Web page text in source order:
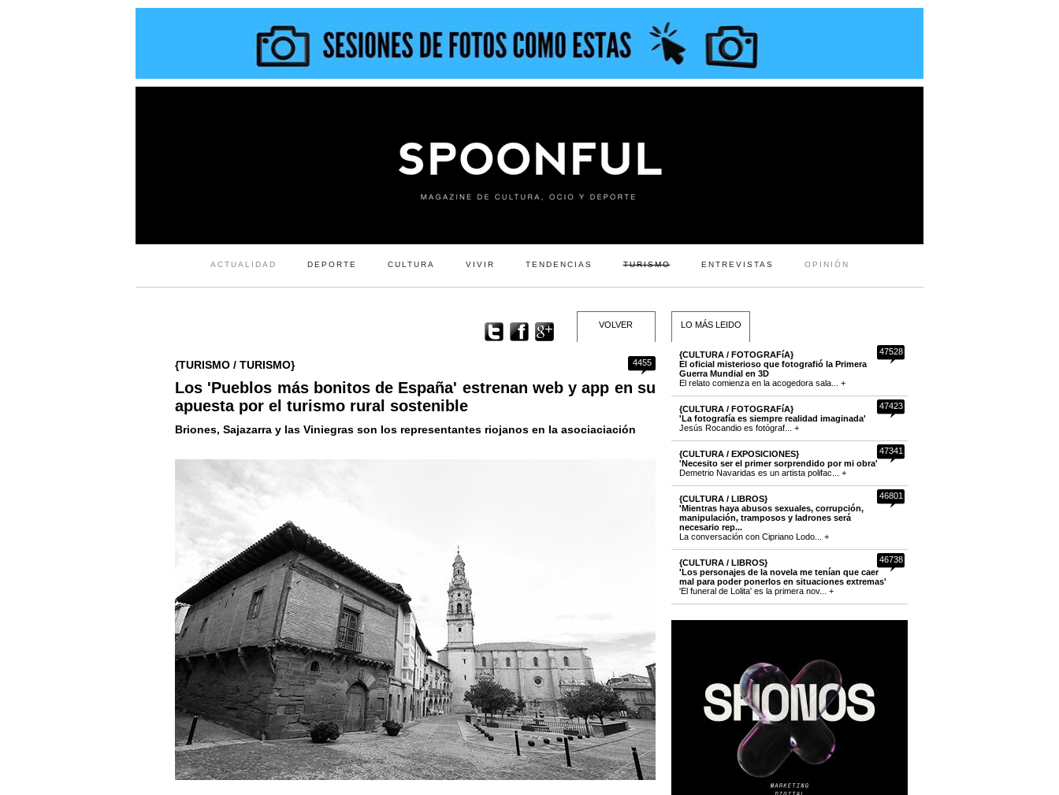
ACTUALIDAD DEPORTE CULTURA VIVIR TENDENCIAS TURISMO ENTREVISTAS OPINIÓN
VOLVER
4455
{TURISMO / TURISMO}
Los 'Pueblos más bonitos de España' estrenan web y app en su
apuesta por el turismo rural sostenible
Briones, Sajazarra y las Viniegras son los representantes riojanos en la asociaciación
LO MÁS LEIDO
47528
{CULTURA / FOTOGRAFíA}
El oficial misterioso que fotografió la Primera
Guerra Mundial en 3D
El relato comienza en la acogedora sala... +
47423
{CULTURA / FOTOGRAFíA}
'La fotografía es siempre realidad imaginada'
Jesús Rocandio es fotógraf... +
47341
{CULTURA / EXPOSICIONES}
'Necesito ser el primer sorprendido por mi obra'
Demetrio Navaridas es un artista polifac... +
46801
{CULTURA / LIBROS}
'Mientras haya abusos sexuales, corrupción,
manipulación, tramposos y ladrones será
necesario rep...
La conversación con Cipriano Lodo... +
46738
{CULTURA / LIBROS}
'Los personajes de la novela me tenían que caer
mal para poder ponerlos en situaciones extremas'
'El funeral de Lolita' es la primera nov... +